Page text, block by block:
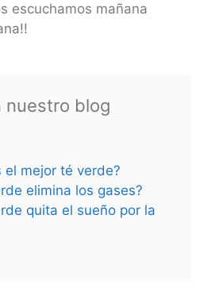
escuchamos mañana
nuestro blog
el mejor té verde?
elimina los gases?
quita el sueño por la